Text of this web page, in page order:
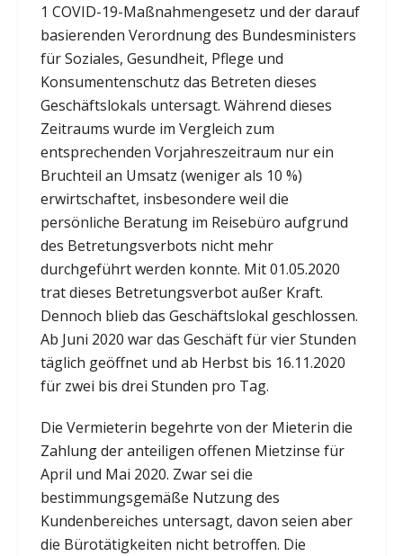
1 COVID-19-Maßnahmengesetz und der darauf
basierenden Verordnung des Bundesministers
für Soziales, Gesundheit, Pflege und
Konsumentenschutz das Betreten dieses
Geschäftslokals untersagt. Während dieses
Zeitraums wurde im Vergleich zum
entsprechenden Vorjahreszeitraum nur ein
Bruchteil an Umsatz (weniger als 10 %)
erwirtschaftet, insbesondere weil die
persönliche Beratung im Reisebüro aufgrund
des Betretungsverbots nicht mehr
durchgeführt werden konnte. Mit 01.05.2020
trat dieses Betretungsverbot außer Kraft.
Dennoch blieb das Geschäftslokal geschlossen.
Ab Juni 2020 war das Geschäft für vier Stunden
täglich geöffnet und ab Herbst bis 16.11.2020
für zwei bis drei Stunden pro Tag.
Die Vermieterin begehrte von der Mieterin die
Zahlung der anteiligen offenen Mietzinse für
April und Mai 2020. Zwar sei die
bestimmungsgemäße Nutzung des
Kundenbereiches untersagt, davon seien aber
die Bürotätigkeiten nicht betroffen. Die